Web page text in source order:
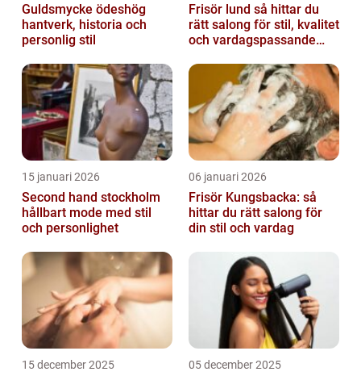
Guldsmycke ödeshög
hantverk, historia och
personlig stil
Frisör lund så hittar du
rätt salong för stil, kvalitet
och vardagspassande
15 januari 2026
Second hand stockholm
hållbart mode med stil
och personlighet
06 januari 2026
Frisör Kungsbacka: så
hittar du rätt salong för
din stil och vardag
15 december 2025 05 december 2025